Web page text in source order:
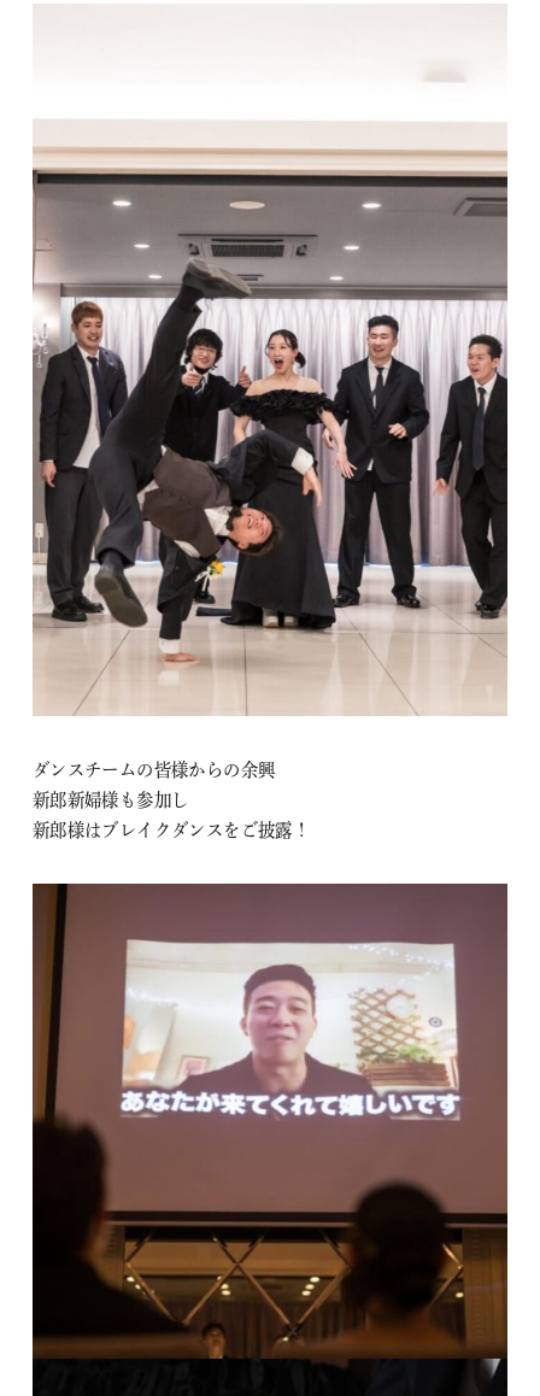
ダンスチームの皆様からの余興
新郎新婦様も参加し
新郎様はブレイクダンスをご披露！